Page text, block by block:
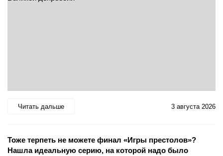
Читать дальше 3 августа 2026
Тоже терпеть не можете финал «Игры престолов»?
Нашла идеальную серию, на которой надо было